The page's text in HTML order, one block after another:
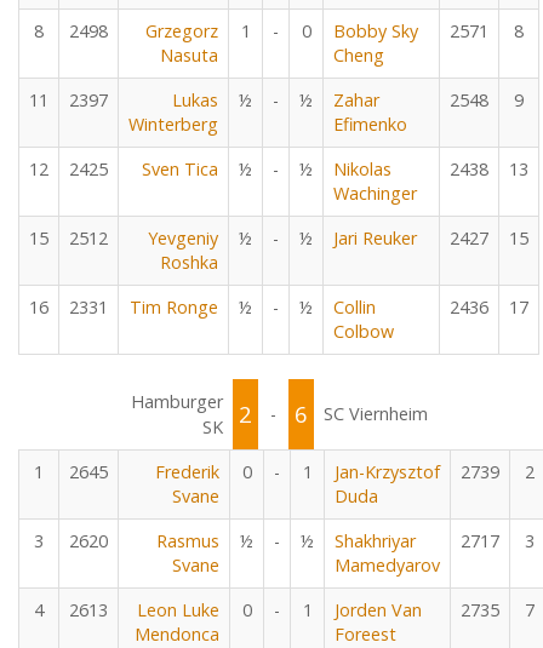
8 2498
Grzegorz
Nasuta
1 - 0
Bobby Sky
Cheng
2571 8
11 2397
Lukas
Winterberg
½ - ½
Zahar
Efimenko
2548 9
12 2425 Sven Tica ½ - ½
Nikolas
Wachinger
2438 13
15 2512
Yevgeniy
Roshka
½ - ½ Jari Reuker 2427 15
16 2331 Tim Ronge ½ - ½
Collin
Colbow
2436 17
Hamburger
SK
2 - 6 SC Viernheim
1 2645
Frederik
Svane
0 - 1
Jan-Krzysztof
Duda
2739 2
3 2620
Rasmus
Svane
½ - ½
Shakhriyar
Mamedyarov
2717 3
4 2613
Leon Luke
Mendonca
0 - 1
Jorden Van
Foreest
2735 7